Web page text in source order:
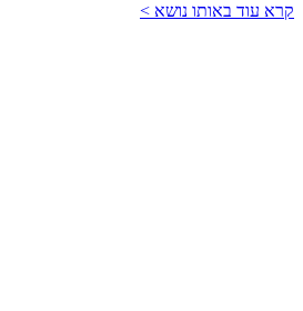
קרא עוד באותו נושא >